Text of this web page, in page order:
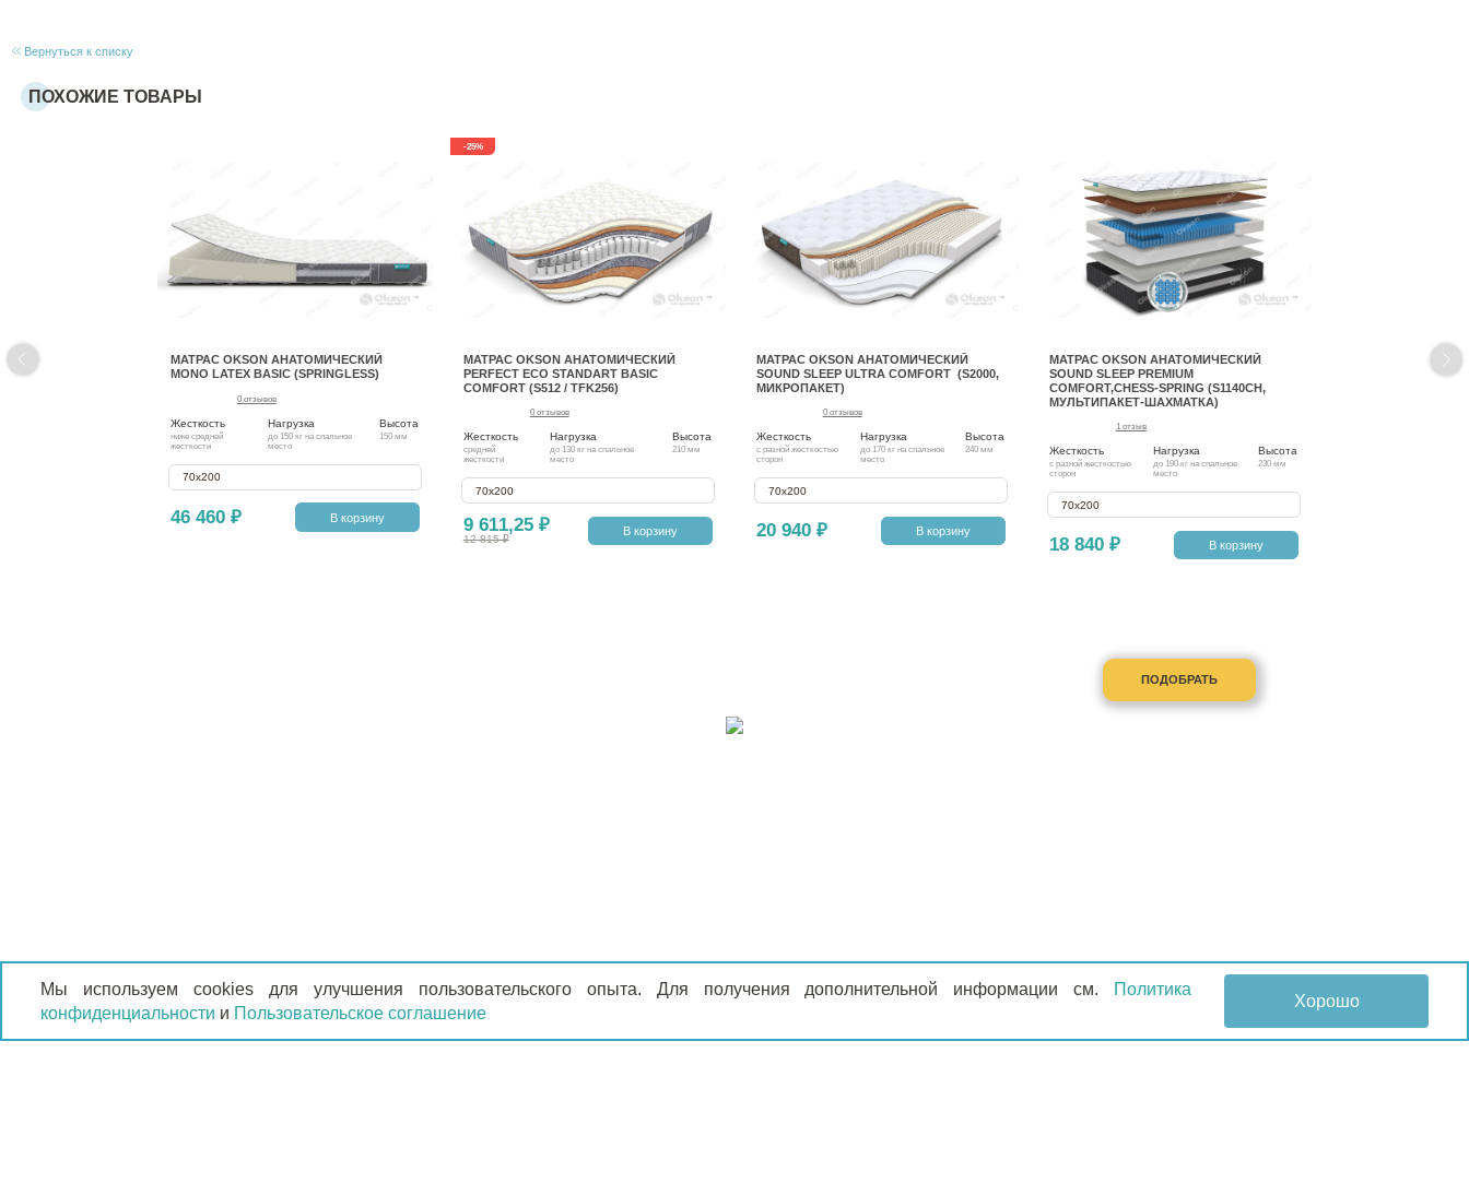
Вернуться к списку
ПОХОЖИЕ ТОВАРЫ
МАТРАС OKSON АНАТОМИЧЕСКИЙ
MONO LATEX BASIC (SPRINGLESS)
0 отзывов
46 460 ₽
Жесткость
ниже средней
жесткости
Нагрузка
до 150 кг на спальное
место
Высота
150 мм
70х200
В корзину
-25%
МАТРАС OKSON АНАТОМИЧЕСКИЙ
PERFECT ECO STANDART BASIC
COMFORT (S512 / TFK256)
0 отзывов
9 611,25 ₽
12 815 ₽
Жесткость
средней
жесткости
Нагрузка
до 130 кг на спальное
место
Высота
210 мм
70х200
В корзину
МАТРАС OKSON АНАТОМИЧЕСКИЙ
SOUND SLEEP ULTRA COMFORT (S2000,
МИКРОПАКЕТ)
0 отзывов
20 940 ₽
Жесткость
с разной жесткостью
сторон
Нагрузка
до 170 кг на спальное
место
Высота
240 мм
70х200
В корзину
МАТРАС OKSON АНАТОМИЧЕСКИЙ
SOUND SLEEP PREMIUM
COMFORT,CHESS-SPRING (S1140CH,
МУЛЬТИПАКЕТ-ШАХМАТКА)
1 отзыв
18 840 ₽
Жесткость
с разной жесткостью
сторон
Нагрузка
до 190 кг на спальное
место
Высота
230 мм
70х200
В корзину
ПОДОБРАТЬ
Мы используем cookies для улучшения пользовательского опыта. Для получения дополнительной информации см. Политика
конфиденциальности и Пользовательское соглашение
Хорошо